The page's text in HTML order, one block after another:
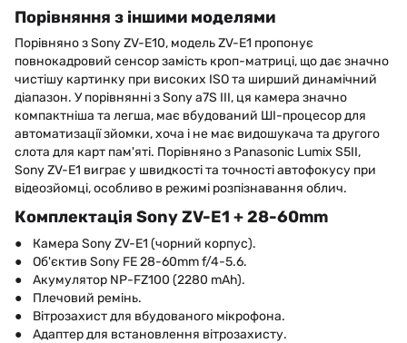
Порівняння з іншими моделями
Порівняно з Sony ZV-E10, модель ZV-E1 пропонує
повнокадровий сенсор замість кроп-матриці, що дає значно
чистішу картинку при високих ISO та ширший динамічний
діапазон. У порівнянні з Sony a7S III, ця камера значно
компактніша та легша, має вбудований ШІ-процесор для
автоматизації зйомки, хоча і не має видошукача та другого
слота для карт пам'яті. Порівняно з Panasonic Lumix S5II,
Sony ZV-E1 виграє у швидкості та точності автофокусу при
відеозйомці, особливо в режимі розпізнавання облич.
Комплектація Sony ZV-E1 + 28-60mm
● Камера Sony ZV-E1 (чорний корпус).
● Об'єктив Sony FE 28-60mm f/4-5.6.
● Акумулятор NP-FZ100 (2280 mAh).
● Плечовий ремінь.
● Вітрозахист для вбудованого мікрофона.
● Адаптер для встановлення вітрозахисту.